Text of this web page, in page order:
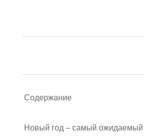
Содержание
Новый год – самый ожидаемый